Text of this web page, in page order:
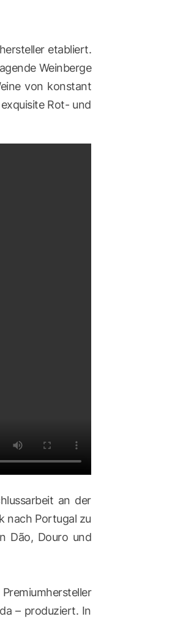
etabliert.
Weinberge
von konstant
Rot- und
an der
nach Portugal zu
Dão, Douro und
– produziert. In